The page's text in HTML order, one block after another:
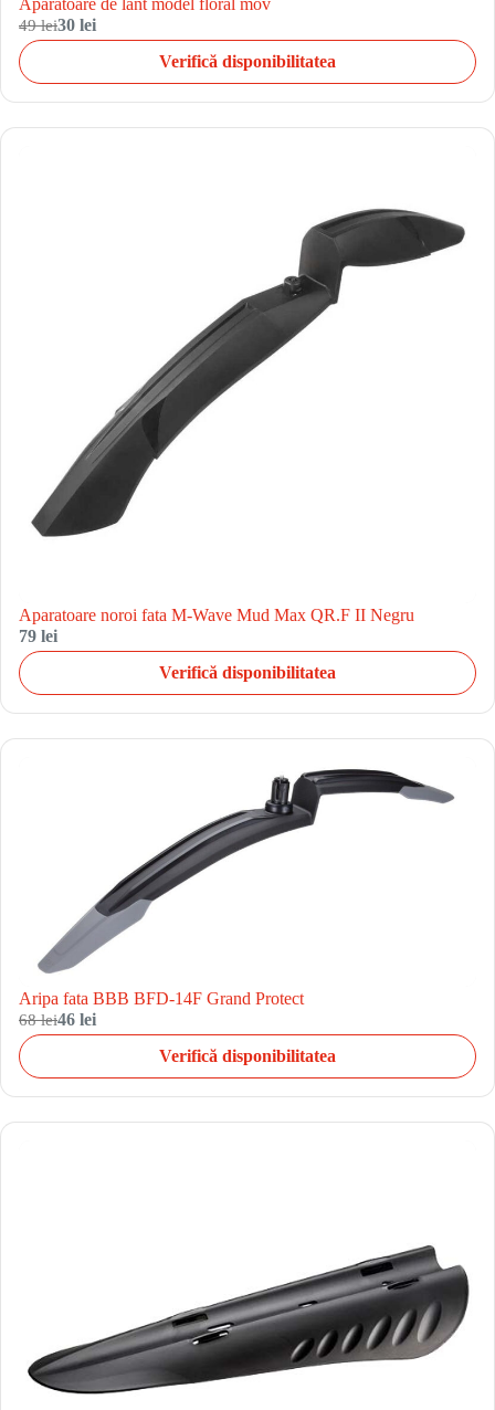
49 lei30 lei
Verifică disponibilitatea
Aparatoare noroi fata M-Wave Mud Max QR.F II Negru
79 lei
Verifică disponibilitatea
Aripa fata BBB BFD-14F Grand Protect
68 lei46 lei
Verifică disponibilitatea